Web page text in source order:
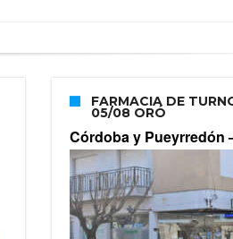
FARMACIA DE
05/08 ORÓ
Córdoba y Pueyrredón